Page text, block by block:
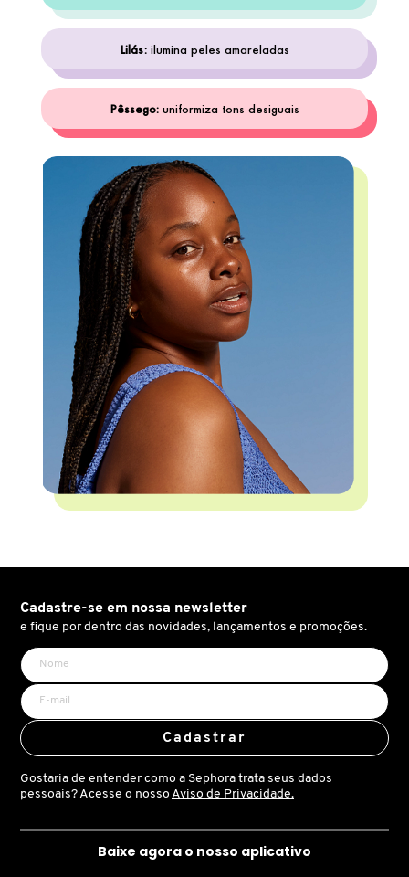
ISSEY MIYAKE
JEAN PAUL GAULTIER
JIMMY CHOO
JO MALONE LONDON
JULIETTE HAS A GUN
KAYALI
KENZO
KÉRASTASE
KORRES
L'ORÉAL PROFESSIONNEL
LACES
Lilás:ilumina peles amareladas
Pêssego:uniformiza tons desiguais
Cadastre-se em nossa newsletter
e fique por dentro das novidades, lançamentos e promoções.
Cadastrar
Gostaria de entender como a Sephora trata seus dados
pessoais? Acesse o nosso Aviso de Privacidade.
Baixe agora o nosso aplicativo